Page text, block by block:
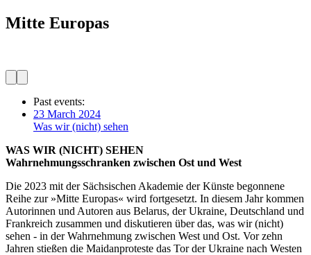
Mitte Europas
Past events:
23 March 2024
Was wir (nicht) sehen
WAS WIR (NICHT) SEHEN
Wahrnehmungsschranken zwischen Ost und West
Die 2023 mit der Sächsischen Akademie der Künste begonnene
Reihe zur »Mitte Europas« wird fortgesetzt. In diesem Jahr kommen
Autorinnen und Autoren aus Belarus, der Ukraine, Deutschland und
Frankreich zusammen und diskutieren über das, was wir (nicht)
sehen - in der Wahrnehmung zwischen West und Ost. Vor zehn
Jahren stießen die Maidanproteste das Tor der Ukraine nach Westen